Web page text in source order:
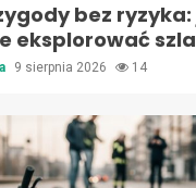
bez
eksplorować
9 sierpnia 2026 14